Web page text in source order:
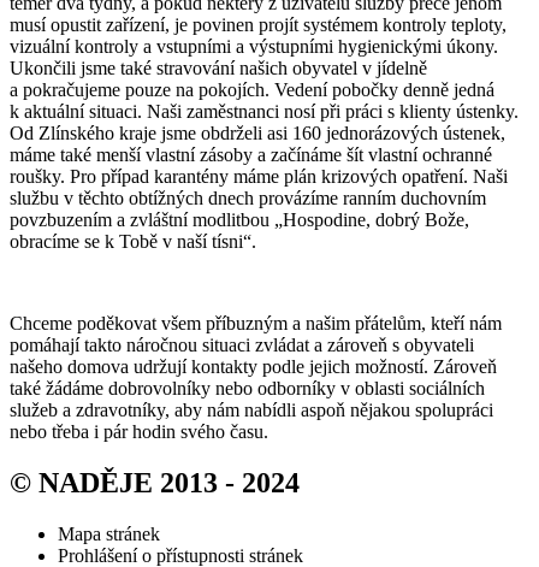
musí opustit zařízení, je povinen projít systémem kontroly teploty,
vizuální kontroly a vstupními a výstupními hygienickými úkony.
Ukončili jsme také stravování našich obyvatel v jídelně
a pokračujeme pouze na pokojích. Vedení pobočky denně jedná
k aktuální situaci. Naši zaměstnanci nosí při práci s klienty ústenky.
Od Zlínského kraje jsme obdrželi asi 160 jednorázových ústenek,
máme také menší vlastní zásoby a začínáme šít vlastní ochranné
roušky. Pro případ karantény máme plán krizových opatření. Naši
službu v těchto obtížných dnech provázíme ranním duchovním
povzbuzením a zvláštní modlitbou „Hospodine, dobrý Bože,
obracíme se k Tobě v naší tísni“.
Chceme poděkovat všem příbuzným a našim přátelům, kteří nám
pomáhají takto náročnou situaci zvládat a zároveň s obyvateli
našeho domova udržují kontakty podle jejich možností. Zároveň
také žádáme dobrovolníky nebo odborníky v oblasti sociálních
služeb a zdravotníky, aby nám nabídli aspoň nějakou spolupráci
nebo třeba i pár hodin svého času.
© NADĚJE 2013 - 2024
Mapa stránek
Prohlášení o přístupnosti stránek